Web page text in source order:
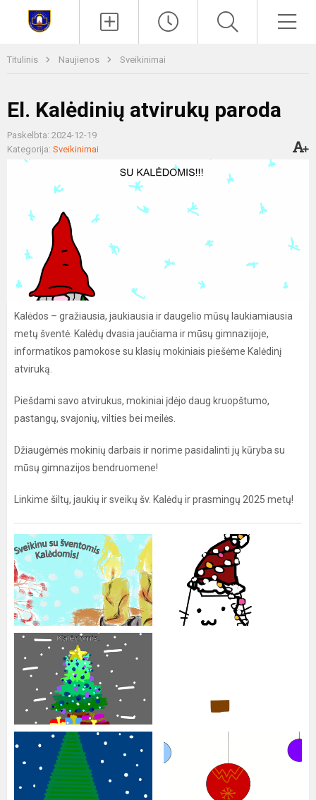
Titulinis Naujienos Sveikinimai
El. Kalėdinių atvirukų paroda
Paskelbta: 2024-12-19
Kategorija: Sveikinimai
Kalėdos – gražiausia, jaukiausia ir daugelio mūsų laukiamiausia
metų šventė. Kalėdų dvasia jaučiama ir mūsų gimnazijoje,
informatikos pamokose su klasių mokiniais piešėme Kalėdinį
atviruką.
Piešdami savo atvirukus, mokiniai įdėjo daug kruopštumo,
pastangų, svajonių, vilties bei meilės.
Džiaugėmės mokinių darbais ir norime pasidalinti jų kūryba su
mūsų gimnazijos bendruomene!
Linkime šiltų, jaukių ir sveikų šv. Kalėdų ir prasmingų 2025 metų!